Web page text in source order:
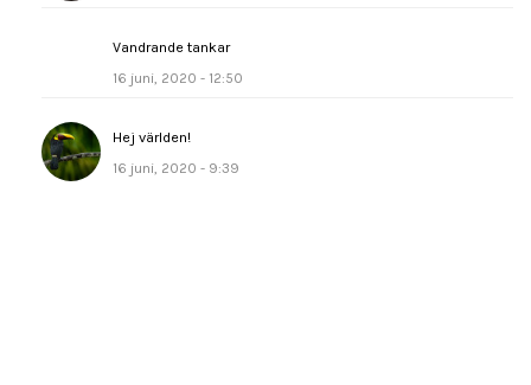
Vandrande tankar
16 juni, 2020 - 12:50
Hej världen!
16 juni, 2020 - 9:39